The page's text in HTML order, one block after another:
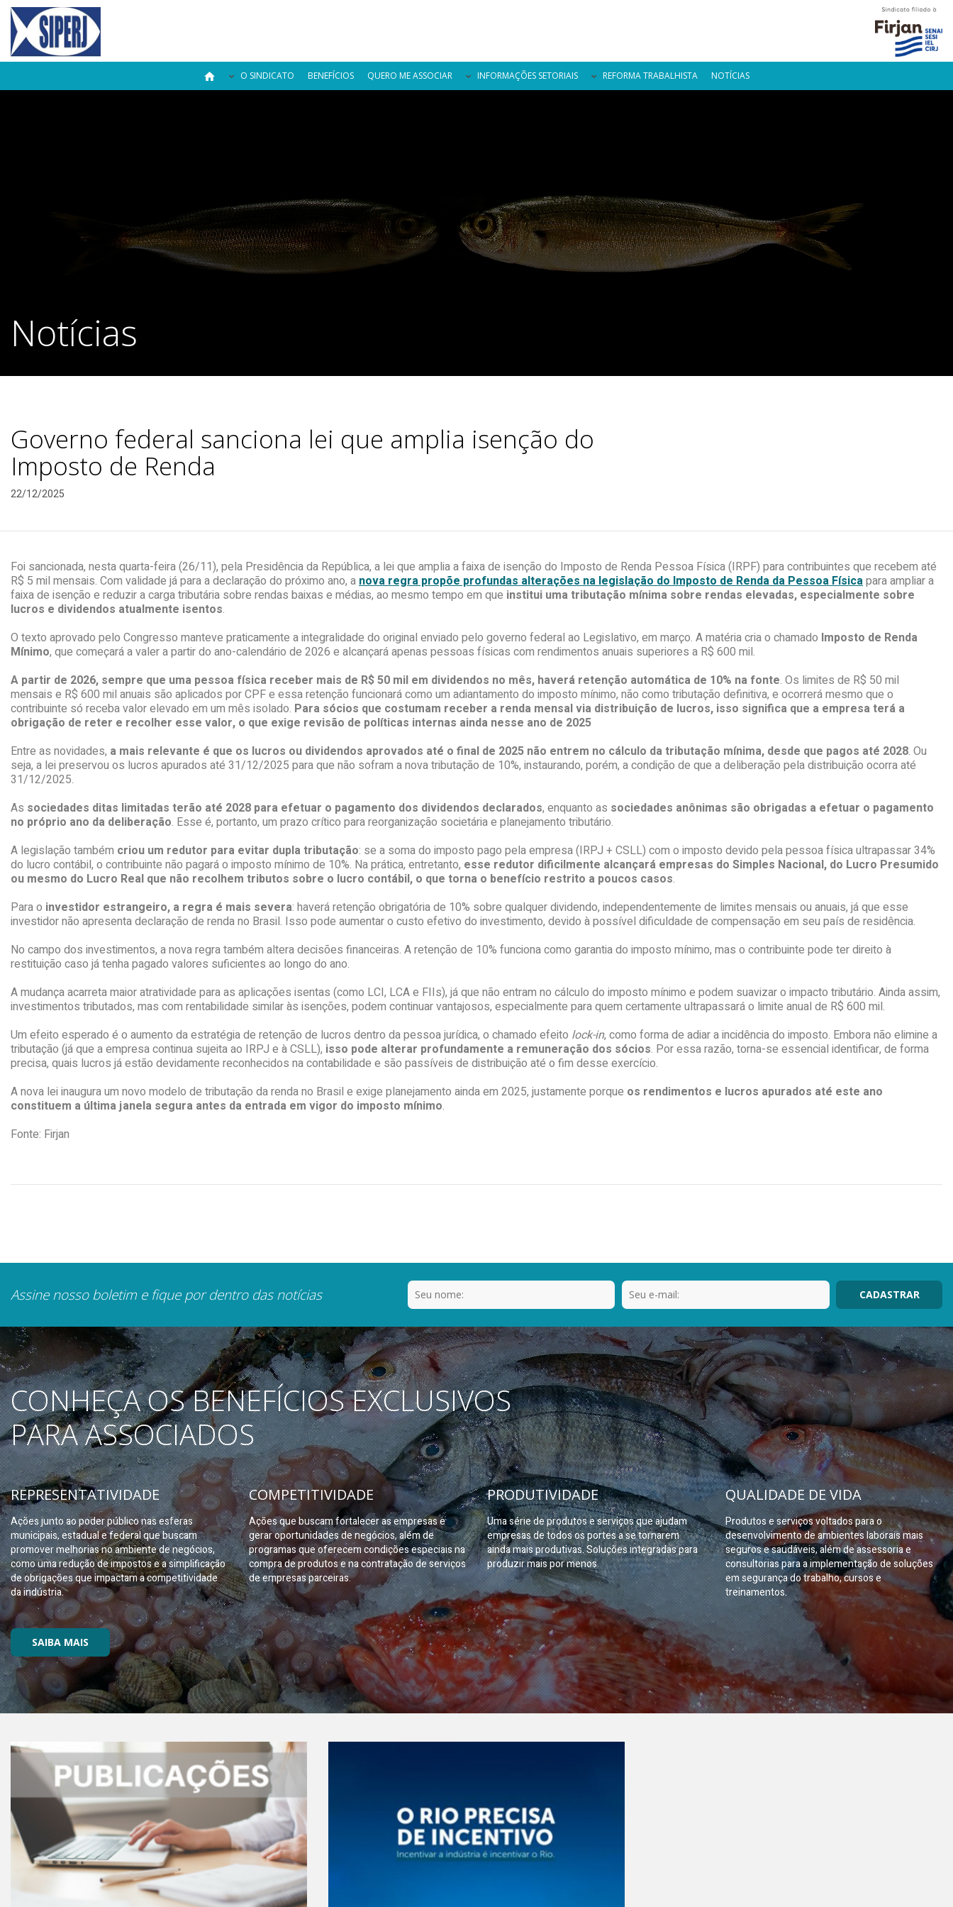
O SINDICATO BENEFÍCIOS QUERO ME ASSOCIAR INFORMAÇÕES SETORIAIS REFORMA TRABALHISTA NOTÍCIAS
Notícias
Governo federal sanciona lei que amplia isenção do
Imposto de Renda
22/12/2025
Foi sancionada, nesta quarta-feira (26/11), pela Presidência da República, a lei que amplia a faixa de isenção do Imposto de Renda Pessoa Física (IRPF) para contribuintes que recebem até
R$ 5 mil mensais. Com validade já para a declaração do próximo ano, anova regra propõe profundas alterações na legislação do Imposto de Renda da Pessoa Físicapara ampliar a
faixa de isenção e reduzir a carga tributária sobre rendas baixas e médias, ao mesmo tempo em que institui uma tributação mínima sobre rendas elevadas, especialmente sobre
lucros e dividendos atualmente isentos.
O texto aprovado pelo Congresso manteve praticamente a integralidade do original enviado pelo governo federal ao Legislativo, em março. A matéria cria o chamado Imposto de Renda
Mínimo, que começará a valer a partir do ano-calendário de 2026 e alcançará apenas pessoas físicas com rendimentos anuais superiores a R$ 600 mil.
A partir de 2026, sempre que uma pessoa física receber mais de R$ 50 mil em dividendos no mês, haverá retenção automática de 10% na fonte. Os limites de R$ 50 mil
mensais e R$ 600 mil anuais são aplicados por CPF e essa retenção funcionará como um adiantamento do imposto mínimo, não como tributação definitiva, e ocorrerá mesmo que o
contribuinte só receba valor elevado em um mês isolado. Para sócios que costumam receber a renda mensal via distribuição de lucros, isso significa que a empresa terá a
obrigação de reter e recolher esse valor, o que exige revisão de políticas internas ainda nesse ano de 2025
Entre as novidades, a mais relevante é que os lucros ou dividendos aprovados até o final de 2025 não entrem no cálculo da tributação mínima, desde que pagos até 2028. Ou
seja, a lei preservou os lucros apurados até 31/12/2025 para que não sofram a nova tributação de 10%, instaurando, porém, a condição de que a deliberação pela distribuição ocorra até
31/12/2025.
As sociedades ditas limitadas terão até 2028 para efetuar o pagamento dos dividendos declarados, enquanto as sociedades anônimas são obrigadas a efetuar o pagamento
no próprio ano da deliberação. Esse é, portanto, um prazo crítico para reorganização societária e planejamento tributário.
A legislação também criou um redutor para evitar dupla tributação: se a soma do imposto pago pela empresa (IRPJ + CSLL) com o imposto devido pela pessoa física ultrapassar 34%
do lucro contábil, o contribuinte não pagará o imposto mínimo de 10%. Na prática, entretanto, esse redutor dificilmente alcançará empresas do Simples Nacional, do Lucro Presumido
ou mesmo do Lucro Real que não recolhem tributos sobre o lucro contábil, o que torna o benefício restrito a poucos casos.
Para o investidor estrangeiro, a regra é mais severa: haverá retenção obrigatória de 10% sobre qualquer dividendo, independentemente de limites mensais ou anuais, já que esse
investidor não apresenta declaração de renda no Brasil. Isso pode aumentar o custo efetivo do investimento, devido à possível dificuldade de compensação em seu país de residência.
No campo dos investimentos, a nova regra também altera decisões financeiras. A retenção de 10% funciona como garantia do imposto mínimo, mas o contribuinte pode ter direito à
restituição caso já tenha pagado valores suficientes ao longo do ano.
A mudança acarreta maior atratividade para as aplicações isentas (como LCI, LCA e FIIs), já que não entram no cálculo do imposto mínimo e podem suavizar o impacto tributário. Ainda assim,
investimentos tributados, mas com rentabilidade similar às isenções, podem continuar vantajosos, especialmente para quem certamente ultrapassará o limite anual de R$ 600 mil.
Um efeito esperado é o aumento da estratégia de retenção de lucros dentro da pessoa jurídica, o chamado efeito lock-in, como forma de adiar a incidência do imposto. Embora não elimine a
tributação (já que a empresa continua sujeita ao IRPJ e à CSLL), isso pode alterar profundamente a remuneração dos sócios. Por essa razão, torna-se essencial identificar, de forma
precisa, quais lucros já estão devidamente reconhecidos na contabilidade e são passíveis de distribuição até o fim desse exercício.
A nova lei inaugura um novo modelo de tributação da renda no Brasil e exige planejamento ainda em 2025, justamente porque os rendimentos e lucros apurados até este ano
constituem a última janela segura antes da entrada em vigor do imposto mínimo.
Fonte: Firjan
Assine nosso boletim e fique por dentro das notícias
CONHEÇA OS BENEFÍCIOS EXCLUSIVOS
PARA ASSOCIADOS
REPRESENTATIVIDADE
Ações junto ao poder público nas esferas
municipais, estadual e federal que buscam
promover melhorias no ambiente de negócios,
como uma redução de impostos e a simplificação
de obrigações que impactam a competitividade
da indústria.
COMPETITIVIDADE
Ações que buscam fortalecer as empresas e
gerar oportunidades de negócios, além de
programas que oferecem condições especiais na
compra de produtos e na contratação de serviços
de empresas parceiras.
PRODUTIVIDADE
Uma série de produtos e serviços que ajudam
empresas de todos os portes a se tornarem
ainda mais produtivas. Soluções integradas para
produzir mais por menos.
QUALIDADE DE VIDA
Produtos e serviços voltados para o
desenvolvimento de ambientes laborais mais
seguros e saudáveis, além de assessoria e
consultorias para a implementação de soluções
em segurança do trabalho, cursos e
treinamentos.
SAIBA MAIS